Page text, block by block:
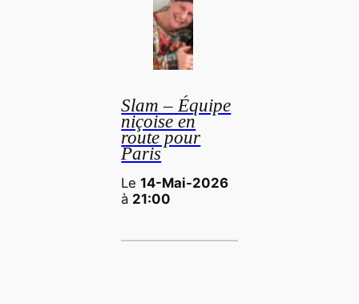
Slam – Équipe
niçoise en
route pour
Paris
Le14-Mai-2026
à 21:00